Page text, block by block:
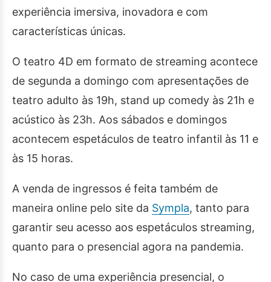
experiência imersiva, inovadora e com
características únicas.
O teatro 4D em formato de streaming acontece
de segunda a domingo com apresentações de
teatro adulto às 19h, stand up comedy às 21h e
acústico às 23h. Aos sábados e domingos
acontecem espetáculos de teatro infantil às 11 e
às 15 horas.
A venda de ingressos é feita também de
maneira online pelo site da Sympla, tanto para
garantir seu acesso aos espetáculos streaming,
quanto para o presencial agora na pandemia.
No caso de uma experiência presencial, o